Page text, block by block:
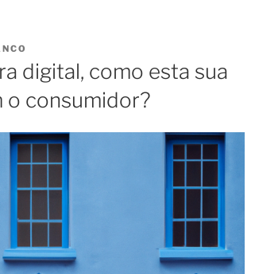
digital, como esta sua
o consumidor?